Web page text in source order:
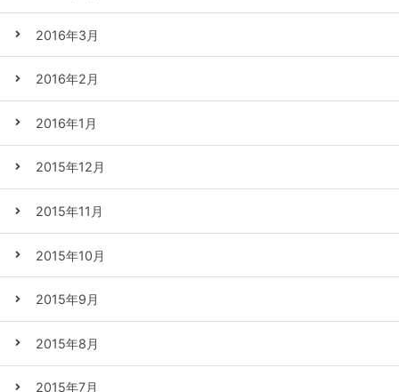
2016年3月
2016年2月
2016年1月
2015年12月
2015年11月
2015年10月
2015年9月
2015年8月
2015年7月